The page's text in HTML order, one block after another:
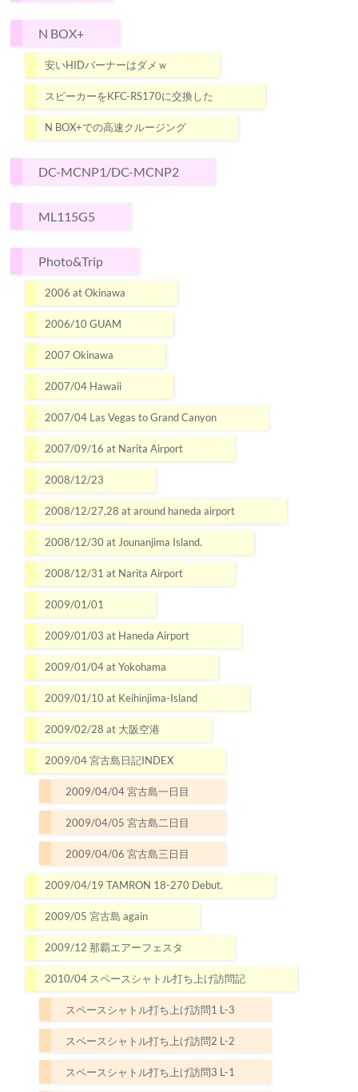
N BOX+
安いHIDバーナーはダメｗ
スピーカーをKFC-RS170に交換した
N BOX+での高速クルージング
DC-MCNP1/DC-MCNP2
ML115G5
Photo&Trip
2006 at Okinawa
2006/10 GUAM
2007 Okinawa
2007/04 Hawaii
2007/04 Las Vegas to Grand Canyon
2007/09/16 at Narita Airport
2008/12/23
2008/12/27,28 at around haneda airport
2008/12/30 at Jounanjima Island.
2008/12/31 at Narita Airport
2009/01/01
2009/01/03 at Haneda Airport
2009/01/04 at Yokohama
2009/01/10 at Keihinjima-Island
2009/02/28 at 大阪空港
2009/04 宮古島日記INDEX
2009/04/04 宮古島一日目
2009/04/05 宮古島二日目
2009/04/06 宮古島三日目
2009/04/19 TAMRON 18-270 Debut.
2009/05 宮古島 again
2009/12 那覇エアーフェスタ
2010/04 スペースシャトル打ち上げ訪問記
スペースシャトル打ち上げ訪問1 L-3
スペースシャトル打ち上げ訪問2 L-2
スペースシャトル打ち上げ訪問3 L-1